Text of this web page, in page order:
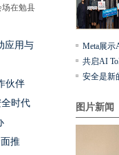
港澳
场在勉县
应用与
伙伴
时代
推
Meta展
共启AI
安全是新
图片新闻